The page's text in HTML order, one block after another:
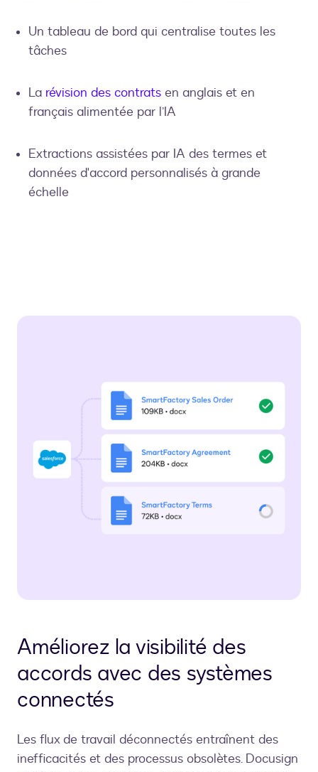
Un tableau de bord qui centralise toutes les
tâches
La révision des contrats en anglais et en
français alimentée par l’IA
Extractions assistées par IA des termes et
données d'accord personnalisés à grande
échelle
Améliorez la visibilité des
accords avec des systèmes
connectés
Les flux de travail déconnectés entraînent des
inefficacités et des processus obsolètes. Docusign